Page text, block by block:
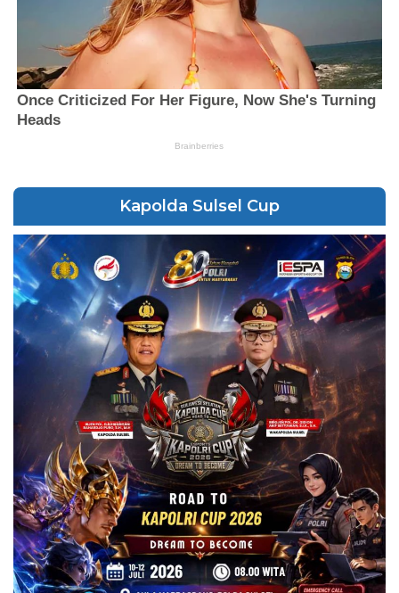
Kapolda Sulsel Cup